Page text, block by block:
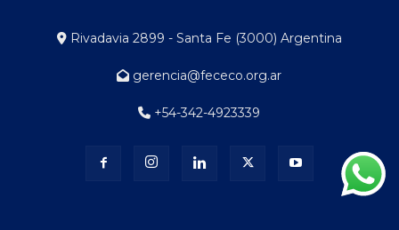
Rivadavia 2899 - Santa Fe (3000) Argentina
gerencia@fececo.org.ar
+54-342-4923339